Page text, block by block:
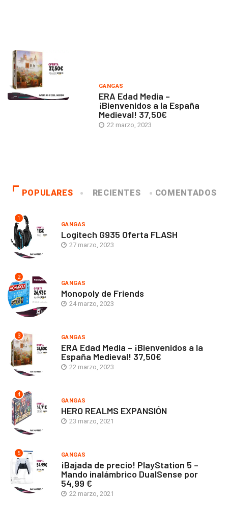
GANGAS
ERA Edad Media –
¡Bienvenidos a la España
Medieval! 37,50€
22 marzo, 2023
POPULARES RECIENTES COMENTADOS
1
GANGAS
Logitech G935 Oferta FLASH
27 marzo, 2023
2
GANGAS
Monopoly de Friends
24 marzo, 2023
3 GANGAS
ERA Edad Media – ¡Bienvenidos a la
España Medieval! 37,50€
22 marzo, 2023
4
GANGAS
HERO REALMS EXPANSIÓN
23 marzo, 2021
5 GANGAS
¡Bajada de precio! PlayStation 5 –
Mando inalámbrico DualSense por
54,99 €
22 marzo, 2021